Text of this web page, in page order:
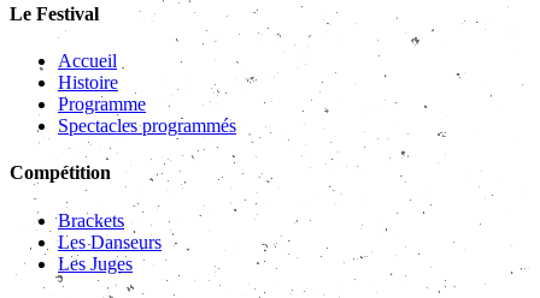
Le Festival
Accueil
Histoire
Programme
Spectacles programmés
Compétition
Brackets
Les Danseurs
Les Juges